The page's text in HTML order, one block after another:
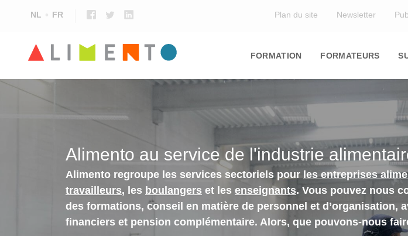
NL FR Plan du site Newsletter
navigation
FORMATION FORMATEURS
Alimento au service de l'industrie
Alimento regroupe les services sectoriels pour les entreprises
travailleurs, les boulangers et les enseignants. Vous pouvez nous
des formations, conseil en matière de personnel et d’organisation,
financiers et pension complémentaire. Alors, que pouvons-nous